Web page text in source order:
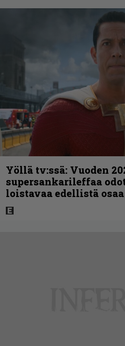
Yöllä tv:ssä: Vuoden
supersankarileffaa
loistavaa edellistä osaa